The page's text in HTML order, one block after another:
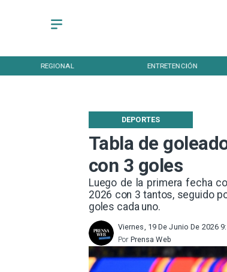
REGIONAL ENTRETENCIÓN
Tabla de
con 3 goles
Luego de la primera fecha
2026 con 3 tantos, seguido
goles cada uno.
DEPORTES
Viernes, 19 De Junio De 2026
Prensa Web
Por